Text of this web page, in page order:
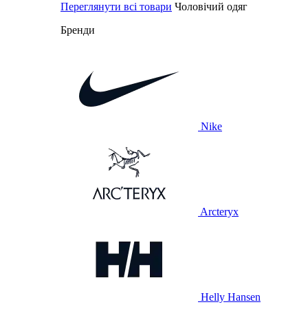
Переглянути всі товари Чоловічий одяг
Бренди
Nike
Arcteryx
Helly Hansen